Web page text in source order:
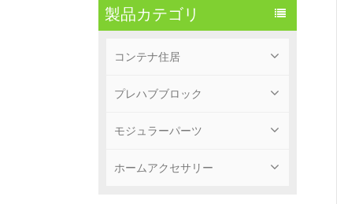
製品カテゴリ
コンテナ住居
プレハブブロック
モジュラーパーツ
ホームアクセサリー